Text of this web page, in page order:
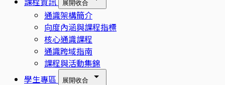
展開收合
通識架構簡介
向度內涵與課程指標
核心通識課程
通識跨域指南
課程與活動集錦
學生專區
展開收合